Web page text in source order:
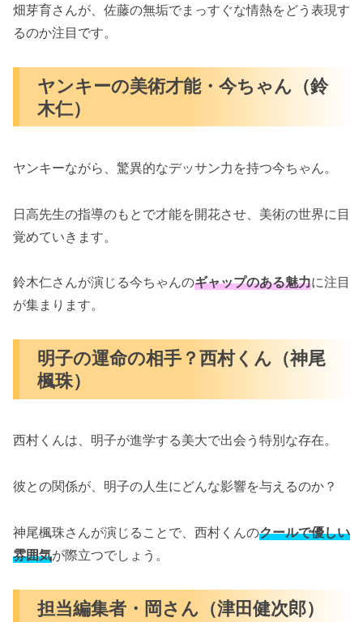
畑芽育さんが、佐藤の無垢でまっすぐな情熱をどう表現す
るのか注目です。
ヤンキーの美術才能・今ちゃん（鈴
木仁）
ヤンキーながら、驚異的なデッサン力を持つ今ちゃん。
日高先生の指導のもとで才能を開花させ、美術の世界に目
覚めていきます。
鈴木仁さんが演じる今ちゃんのギャップのある魅力に注目
が集まります。
明子の運命の相手？西村くん（神尾
楓珠）
西村くんは、明子が進学する美大で出会う特別な存在。
彼との関係が、明子の人生にどんな影響を与えるのか？
神尾楓珠さんが演じることで、西村くんのクールで優しい
雰囲気が際立つでしょう。
担当編集者・岡さん（津田健次郎）